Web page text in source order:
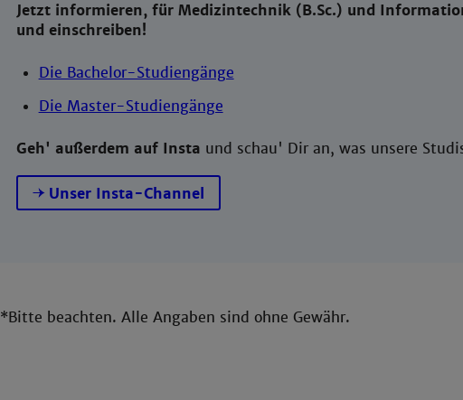
Jetzt informieren, für Medizintechnik (B.Sc.) und
und einschreiben!
Die Bachelor-Studiengänge
Die Master-Studiengänge
Geh' außerdem auf Insta und schau' Dir an,
Unser Insta-Channel
*Bitte beachten. Alle Angaben sind ohne Gewähr.